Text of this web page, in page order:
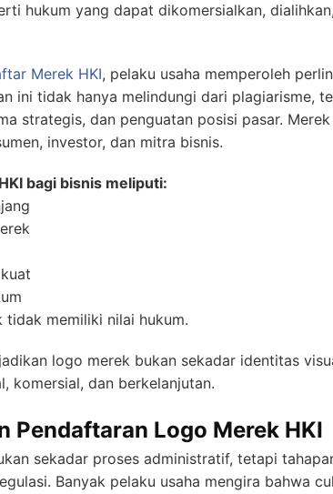
hukum yang dapat dikomersialkan,
Merek HKI, pelaku usaha memperoleh
ini tidak hanya melindungi dari plagiarisme,
strategis, dan penguatan posisi pasar.
investor, dan mitra bisnis.
HKI bagi bisnis meliputi:
tidak memiliki nilai hukum.
logo merek bukan sekadar identitas
komersial, dan berkelanjutan.
Pendaftaran Logo Merek HKI
sekadar proses administratif, tetapi
Banyak pelaku usaha mengira bahwa